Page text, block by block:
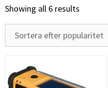
Showing all 6 results